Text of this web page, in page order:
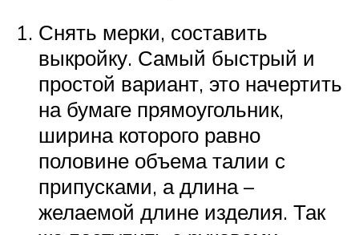
Снять мерки, составить
выкройку. Самый быстрый и
простой вариант, это начертить
на бумаге прямоугольник,
ширина которого равно
половине объема талии с
припусками, а длина –
желаемой длине изделия. Так